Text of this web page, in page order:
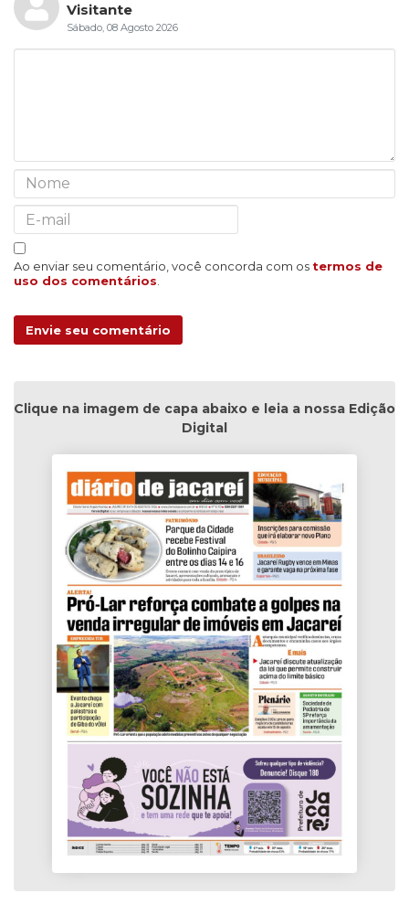
Visitante
Sábado, 08 Agosto 2026
Ao enviar seu comentário, você concorda com os termos de
uso dos comentários
Envie seu comentário
Clique na imagem de capa abaixo e leia a nossa Edição
Digital